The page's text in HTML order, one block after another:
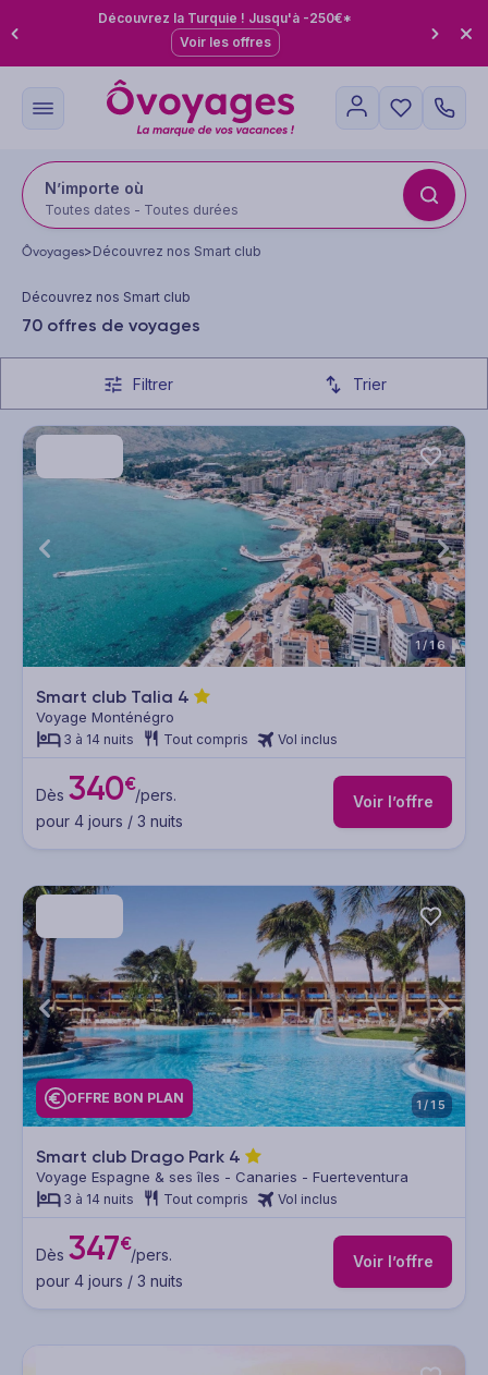
Découvrez la Turquie ! Jusqu'à -250€*
Voir les offres
N’importe où
Toutes dates - Toutes durées
Ôvoyages>Découvrez nos Smart club
Découvrez nos Smart club
70 offres de voyages
Filtrer Trier
1/16
Smart club Talia 4
Voyage Monténégro
3 à 14 nuits Tout compris Vol inclus
Dès 340€/pers.
pour 4 jours / 3 nuits
Voir l’offre
OFFRE BON PLAN 1/15
Smart club Drago Park 4
Voyage Espagne & ses îles - Canaries - Fuerteventura
3 à 14 nuits Tout compris Vol inclus
Dès 347€/pers.
pour 4 jours / 3 nuits
Voir l’offre